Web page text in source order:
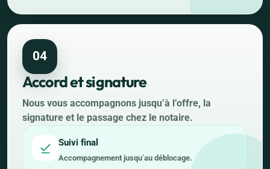
04
Accord et signature
Nous vous accompagnons jusqu’à l’offre, la
signature et le passage chez le notaire.
Suivi final
Accompagnement jusqu’au déblocage.